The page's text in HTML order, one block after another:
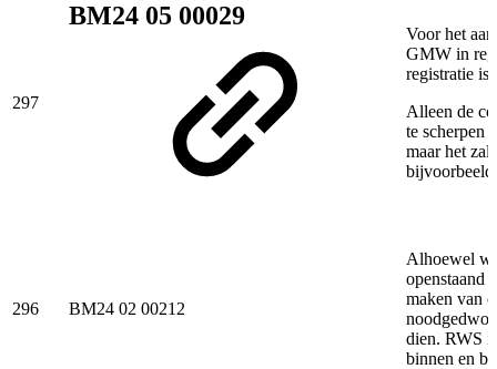
297
BM24 05 00029
Voor het
GMW in
registratie is.
Alleen de
te scherpen
maar het zal
296 BM24 02 00212
Alhoewel
openstaand
maken van
dien. RWS
binnen en